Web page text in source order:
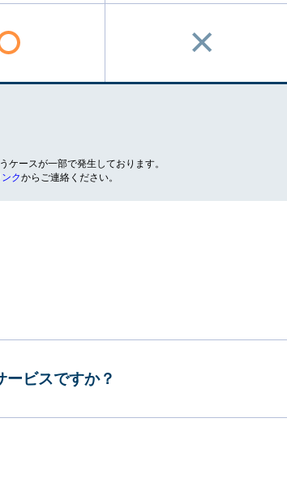
ースが一部で発生しております。
クからご連絡ください。
ビスですか？